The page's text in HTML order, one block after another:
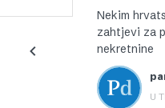
Nekim
zahtjevi za
nekretnine
U